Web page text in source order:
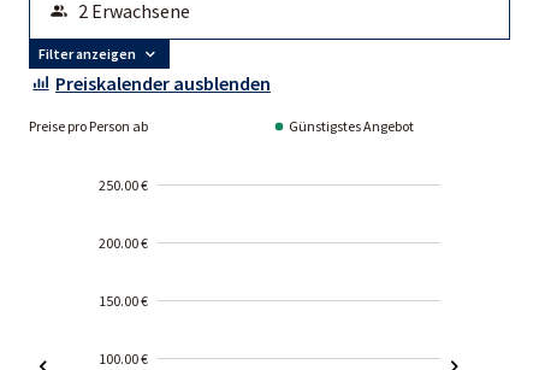
Filter anzeigen
Preiskalender ausblenden
Preise pro Person ab Günstigstes Angebot
250.00 €
200.00 €
150.00 €
100.00 €